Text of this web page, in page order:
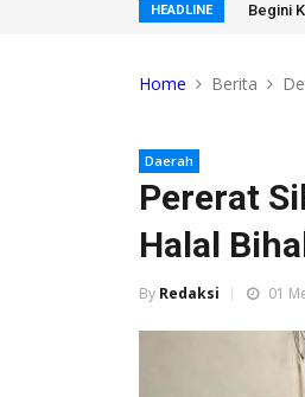
HEADLINE Siapa
Home Berita
Daerah
Pererat
Halal
By Redaksi 01